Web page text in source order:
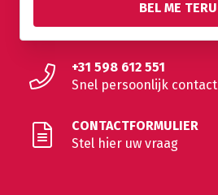
+31 598 612 551
Snel persoonlijk contact
CONTACTFORMULIER
Stel hier uw vraag